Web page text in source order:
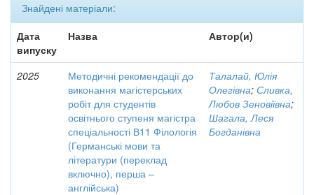
Знайдені матеріали:
Дата
випуску
Назва Автор(и)
2025
Методичні рекомендації до
виконання магістерських
робіт для студентів
освітнього ступеня магістра
спеціальності В11 Філологія
(Германські мови та
літератури (переклад
включно), перша –
англійська)
Талалай, Юлія
Олегівна; Сливка,
Любов Зеновіївна;
Шагала, Леся
Богданівна